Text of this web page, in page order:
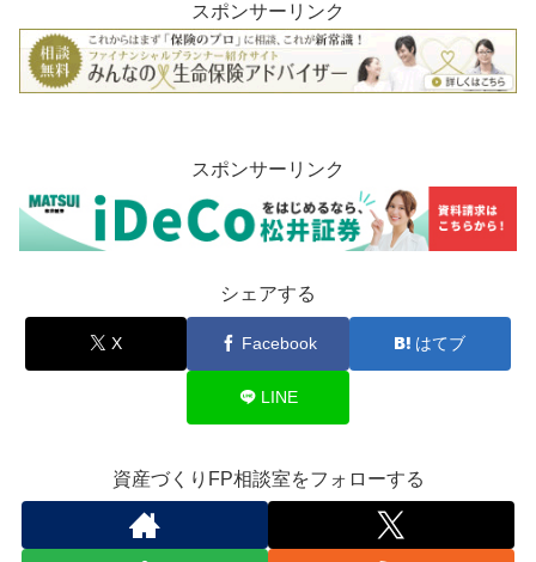
スポンサーリンク
スポンサーリンク
シェアする
X Facebook はてブ
LINE
資産づくりFP相談室をフォローする